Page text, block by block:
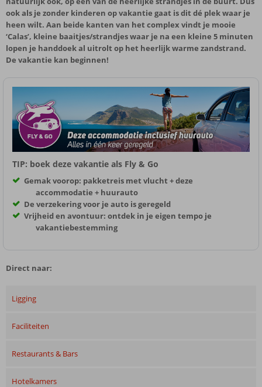
ook als je zonder kinderen op vakantie gaat is dit dé plek waar je
heen wilt. Aan beide kanten van het complex vindt je mooie
‘Calas’, kleine baaitjes/strandjes waar je na een kleine 5 minuten
lopen je handdoek al uitrolt op het heerlijk warme zandstrand.
De vakantie kan beginnen!
TIP: boek deze vakantie als Fly & Go
Gemak voorop: pakketreis met vlucht + deze
accommodatie + huurauto
De verzekering voor je auto is geregeld
Vrijheid en avontuur: ontdek in je eigen tempo je
vakantiebestemming
Direct naar:
Ligging
Faciliteiten
Restaurants & Bars
Hotelkamers